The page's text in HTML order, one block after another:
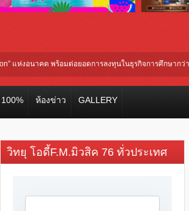
าคต พร้อมต่อยอดการลงทุนในธุรกิจการศึกษากว่า 100 ล้าน
ห้องข่าว GALLERY
วิทยุ โอดี้F.M.มิวสิค 76 ทั่วประเทศ